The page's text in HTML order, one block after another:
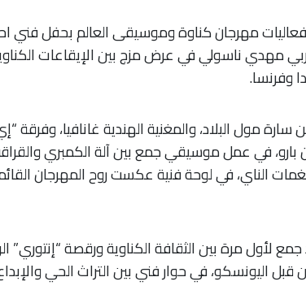
مهرجان كناوة وموسيقى العالم بحفل فني
مهدي ناسولي في عرض مزج بين الإيقاعات
وفرنسا.
مول البلاد، والمغنية الهندية غانافيا، وفرقة
بارو، في عمل موسيقي جمع بين آلة الكمبري
ونغمات الناي، في لوحة فنية عكست روح المهرجان
مرة بين الثقافة الكناوية ورقصة “إنتوري”
اليونسكو، في حوار فني بين التراث الحي